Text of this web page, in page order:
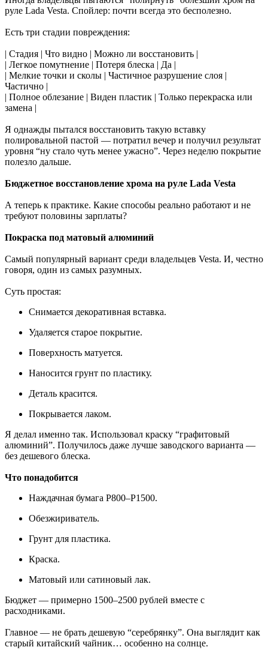
руле Lada Vesta. Спойлер: почти всегда это бесполезно.
Есть три стадии повреждения:
| Стадия | Что видно | Можно ли восстановить |
| Легкое помутнение | Потеря блеска | Да |
| Мелкие точки и сколы | Частичное разрушение слоя |
Частично |
| Полное облезание | Виден пластик | Только перекраска или
замена |
Я однажды пытался восстановить такую вставку
полировальной пастой — потратил вечер и получил результат
уровня “ну стало чуть менее ужасно”. Через неделю покрытие
полезло дальше.
Бюджетное восстановление хрома на руле Lada Vesta
А теперь к практике. Какие способы реально работают и не
требуют половины зарплаты?
Покраска под матовый алюминий
Самый популярный вариант среди владельцев Vesta. И, честно
говоря, один из самых разумных.
Суть простая:
Снимается декоративная вставка.
Удаляется старое покрытие.
Поверхность матуется.
Наносится грунт по пластику.
Деталь красится.
Покрывается лаком.
Я делал именно так. Использовал краску “графитовый
алюминий”. Получилось даже лучше заводского варианта —
без дешевого блеска.
Что понадобится
Наждачная бумага P800–P1500.
Обезжириватель.
Грунт для пластика.
Краска.
Матовый или сатиновый лак.
Бюджет — примерно 1500–2500 рублей вместе с
расходниками.
Главное — не брать дешевую “серебрянку”. Она выглядит как
старый китайский чайник… особенно на солнце.